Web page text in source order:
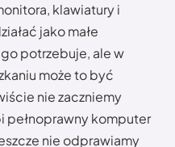
klawiatury i
jako małe
potrzebuje, ale w
może to być
nie zaczniemy
pełnoprawny komputer
nie odprawiamy